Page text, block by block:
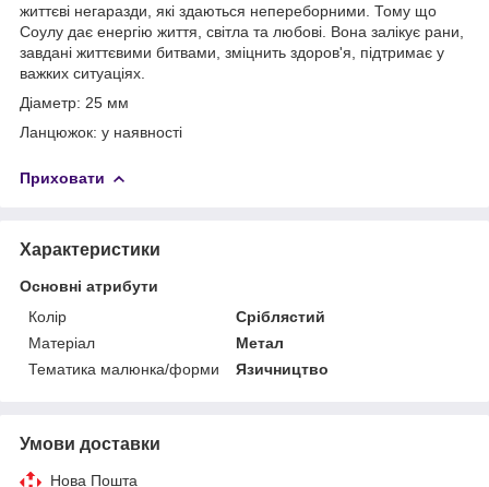
життєві негаразди, які здаються непереборними. Тому що
Соулу дає енергію життя, світла та любові. Вона залікує рани,
завдані життєвими битвами, зміцнить здоров'я, підтримає у
важких ситуаціях.
Діаметр: 25 мм
Ланцюжок: у наявності
Приховати
Характеристики
Основні атрибути
Колір
Сріблястий
Матеріал
Метал
Тематика малюнка/форми
Язичництво
Умови доставки
Нова Пошта